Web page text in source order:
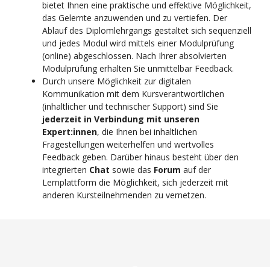
bietet Ihnen eine praktische und effektive Möglichkeit,
das Gelernte anzuwenden und zu vertiefen. Der
Ablauf des Diplomlehrgangs gestaltet sich sequenziell
und jedes Modul wird mittels einer Modulprüfung
(online) abgeschlossen. Nach Ihrer absolvierten
Modulprüfung erhalten Sie unmittelbar Feedback.
Durch unsere Möglichkeit zur digitalen
Kommunikation mit dem Kursverantwortlichen
(inhaltlicher und technischer Support) sind Sie
jederzeit in Verbindung mit unseren
Expert:innen, die Ihnen bei inhaltlichen
Fragestellungen weiterhelfen und wertvolles
Feedback geben. Darüber hinaus besteht über den
integrierten Chat sowie das Forum auf der
Lernplattform die Möglichkeit, sich jederzeit mit
anderen Kursteilnehmenden zu vernetzen.